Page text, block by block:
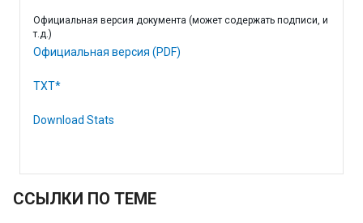
Официальная версия документа (может содержать подписи, и
т.д.)
Официальная версия (PDF)
TXT*
Download Stats
ССЫЛКИ ПО ТЕМЕ